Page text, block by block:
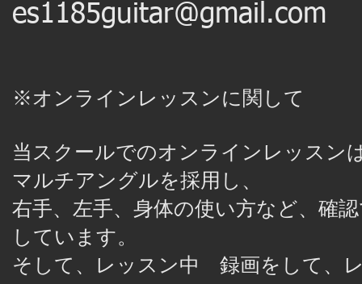
es1185guitar@gmail.com
※オンラインレッスンに関して
当スクールでのオンラインレッスン
マルチアングルを採用し、
右手、左手、身体の使い方など、 確
しています。
そして、レッスン中 録画をして、